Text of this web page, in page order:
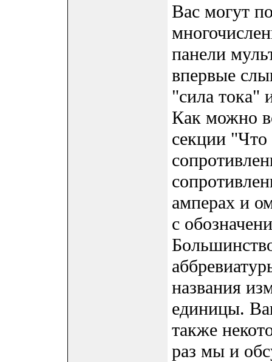
Вас могут
панели
впервые
"сила тока"
Как можно
секции "Что
амперах и
с
названия
единицы.
также
раз мы и